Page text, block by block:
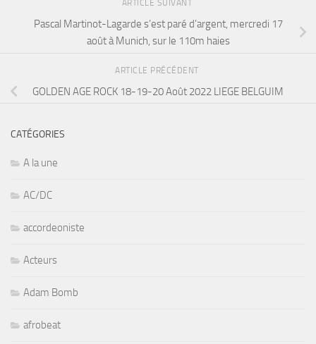
ARTICLE SUIVANT
Pascal Martinot-Lagarde s’est paré d’argent, mercredi 17
août à Munich, sur le 110m haies
ARTICLE PRÉCÉDENT
GOLDEN AGE ROCK 18-19-20 Août 2022 LIEGE BELGUIM
CATÉGORIES
A la une
AC/DC
accordeoniste
Acteurs
Adam Bomb
afrobeat